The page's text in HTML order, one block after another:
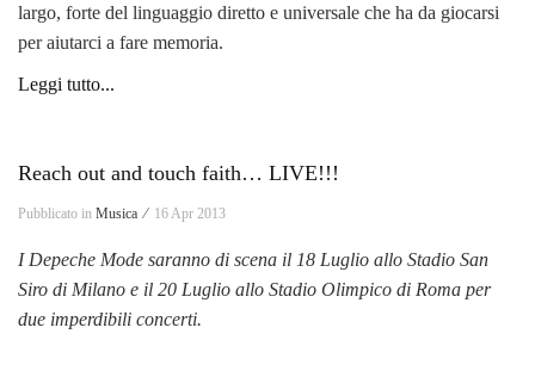
largo, forte del linguaggio diretto e universale che ha da giocarsi
per aiutarci a fare memoria.
Leggi tutto...
Reach out and touch faith… LIVE!!!
Pubblicato in Musica ⁄ 16 Apr 2013
I Depeche Mode saranno di scena il 18 Luglio allo Stadio San
Siro di Milano e il 20 Luglio allo Stadio Olimpico di Roma per
due imperdibili concerti.